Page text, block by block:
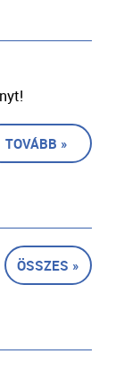
TOVÁBB »
ÖSSZES »